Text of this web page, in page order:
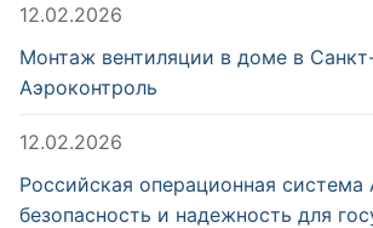
12.02.2026
Монтаж вентиляции в доме в
Аэроконтроль
12.02.2026
Российская операционная система
безопасность и надежность для